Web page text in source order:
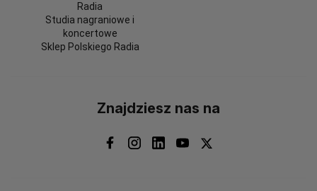
Radia
Studia nagraniowe i
koncertowe
Sklep Polskiego Radia
Znajdziesz nas na